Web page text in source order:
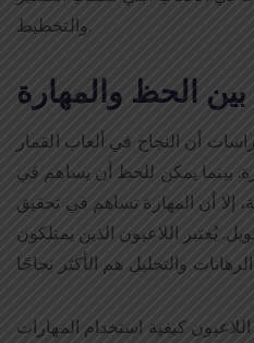
والتخطيط.
بين الحظ والمهارة
أن النجاح في ألعاب القمار
بينما يمكن للحظ أن يساهم في
إلا أن المهارة تساهم في تحقيق
يُعتبر اللاعبون الذين يمتلكون
اللاعبون كيفية استخدام المهارات